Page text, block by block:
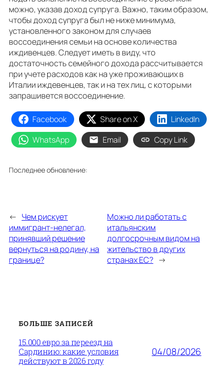
можно, указав доход супруга. Важно, таким образом,
чтобы доход супруга был не ниже минимума,
установленного законом для случаев
воссоединения семьи на основе количества
иждивенцев. Следует иметь в виду, что
достаточность семейного дохода рассчитывается
при учете расходов как на уже проживающих в
Италии иждевенцев, так и на тех лиц, с которыми
запрашивется воссоединение.
Facebook Share on X
LinkedIn
WhatsApp
Email Copy Link
Последнее обновление:
← Чем рискует
иммигрант-нелегал,
принявший решение
вернуться на родину, на
границе?
Можно ли работать с
итальянским
долгосрочным видом на
жительство в других
странах ЕС? →
БОЛЬШЕ ЗАПИСЕЙ
15.000 евро за переезд на
Сардинию: какие условия
действуют в 2026 году
04/08/2026